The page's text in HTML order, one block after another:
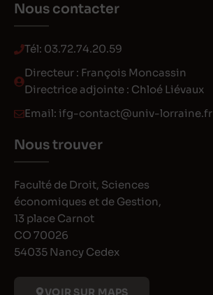
Nous contacter
Tél: 03.72.74.20.59
Directeur : François Moncassin
Directrice adjointe : Chloé Liévaux
Email: ifg-contact@univ-lorraine.fr
Nous trouver
Faculté de Droit, Sciences
économiques et de Gestion,
13 place Carnot
CO 70026
54035 Nancy Cedex
VOIR SUR MAPS